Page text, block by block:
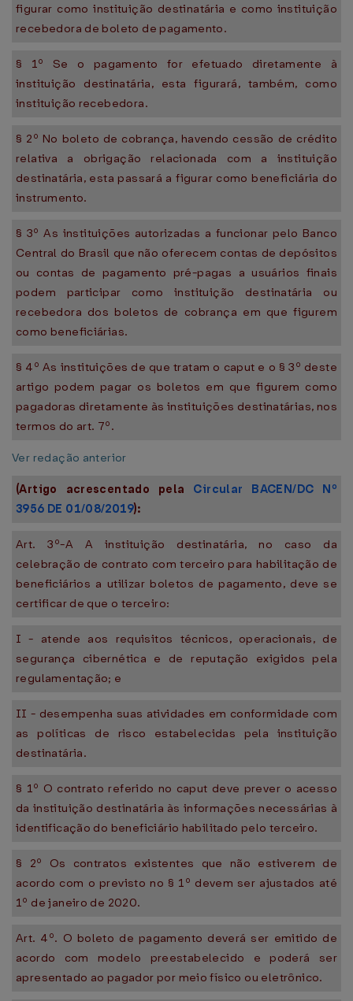
figurar como instituição destinatária e como instituição
recebedora de boleto de pagamento.
§ 1º Se o pagamento for efetuado diretamente à
instituição destinatária, esta figurará, também, como
instituição recebedora.
§ 2º No boleto de cobrança, havendo cessão de crédito
relativa a obrigação relacionada com a instituição
destinatária, esta passará a figurar como beneficiária do
instrumento.
§ 3º As instituições autorizadas a funcionar pelo Banco
Central do Brasil que não oferecem contas de depósitos
ou contas de pagamento pré-pagas a usuários finais
podem participar como instituição destinatária ou
recebedora dos boletos de cobrança em que figurem
como beneficiárias.
§ 4º As instituições de que tratam o caput e o § 3º deste
artigo podem pagar os boletos em que figurem como
pagadoras diretamente às instituições destinatárias, nos
termos do art. 7º.
Ver redação anterior
(Artigo acrescentado pela Circular BACEN/DC Nº
3956 DE 01/08/2019):
Art. 3º-A A instituição destinatária, no caso da
celebração de contrato com terceiro para habilitação de
beneficiários a utilizar boletos de pagamento, deve se
certificar de que o terceiro:
I - atende aos requisitos técnicos, operacionais, de
segurança cibernética e de reputação exigidos pela
regulamentação; e
II - desempenha suas atividades em conformidade com
as políticas de risco estabelecidas pela instituição
destinatária.
§ 1º O contrato referido no caput deve prever o acesso
da instituição destinatária às informações necessárias à
identificação do beneficiário habilitado pelo terceiro.
§ 2º Os contratos existentes que não estiverem de
acordo com o previsto no § 1º devem ser ajustados até
1º de janeiro de 2020.
Art. 4º. O boleto de pagamento deverá ser emitido de
acordo com modelo preestabelecido e poderá ser
apresentado ao pagador por meio físico ou eletrônico.